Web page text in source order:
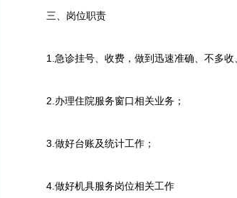
三、岗位职责
1.急诊挂号、收费，做到迅速准确、不多收
2.办理住院服务窗口相关业务；
3.做好台账及统计工作；
4.做好机具服务岗位相关工作